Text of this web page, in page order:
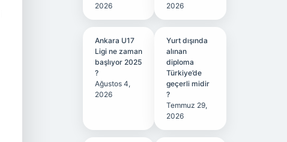
2026
2026
Ankara U17
Ligi ne zaman
başlıyor 2025
?
Ağustos 4,
2026
Yurt dışında
alınan
diploma
Türkiye’de
geçerli midir
?
Temmuz 29,
2026